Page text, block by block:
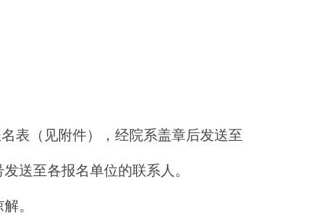
表（见附件），经院系盖章后发送至
送至各报名单位的联系人。
。